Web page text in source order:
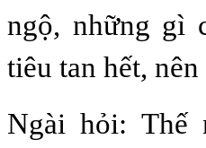
ngộ, những gì
tiêu tan hết, nên
Ngài hỏi: Thế